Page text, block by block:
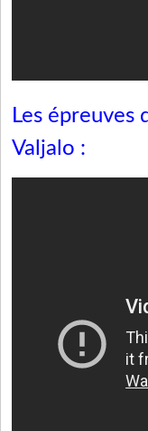
Les épreuves
Valjalo :